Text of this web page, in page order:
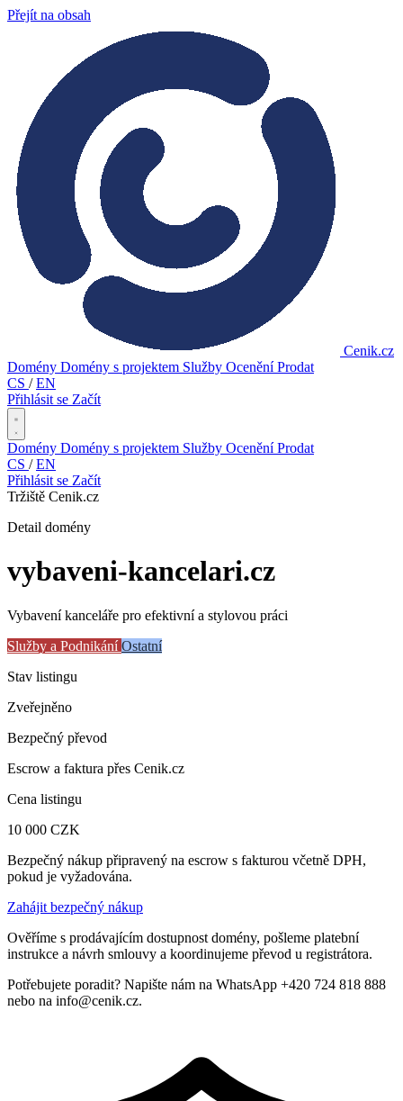
Přejít na obsah
Cenik.cz
Domény Domény s projektem Služby OceněníProdat
CS / EN
Přihlásit se Začít
Domény Domény s projektem Služby OceněníProdat
CS / EN
Přihlásit se Začít
Tržiště Cenik.cz
Detail domény
vybaveni-kancelari.cz
Vybavení kanceláře pro efektivní a stylovou práci
Služby a PodnikáníOstatní
Stav listingu
Zveřejněno
Bezpečný převod
Escrow a faktura přes Cenik.cz
Cena listingu
10 000 CZK
Bezpečný nákup připravený na escrow s fakturou včetně DPH,
pokud je vyžadována.
Zahájit bezpečný nákup
Ověříme s prodávajícím dostupnost domény, pošleme platební
instrukce a návrh smlouvy a koordinujeme převod u registrátora.
Potřebujete poradit? Napište nám na WhatsApp +420 724 818 888
nebo na info@cenik.cz.